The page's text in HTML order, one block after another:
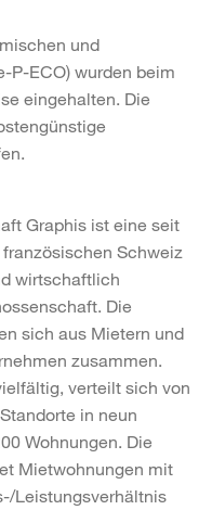
und
P-ECO) wurden beim
eingehalten. Die
Graphis ist eine seit
Schweiz
wirtschaftlich
Die
sich aus Mietern und
zusammen.
verteilt sich von
in neun
Wohnungen. Die
Mietwohnungen mit
Leistungsverhältnis